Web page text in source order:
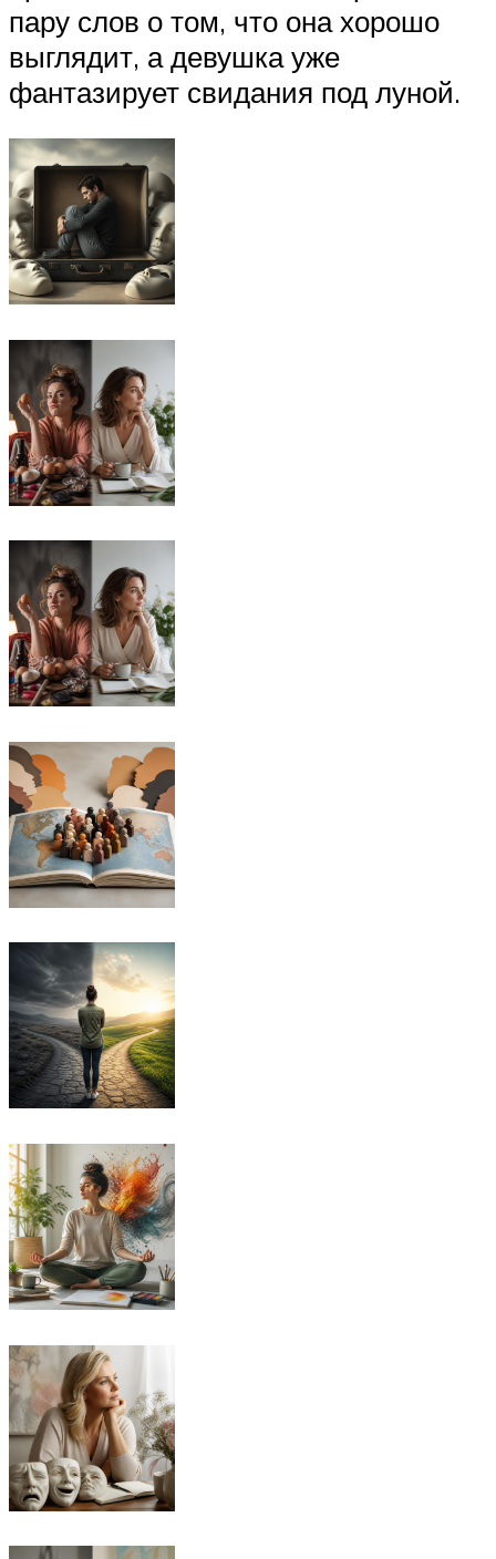
пару слов о том, что она хорошо
выглядит, а девушка уже
фантазирует свидания под луной.